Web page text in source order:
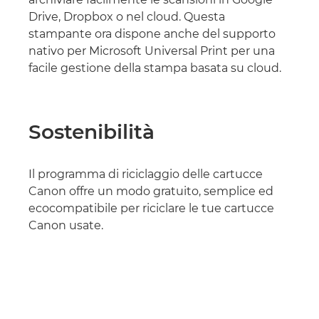
Drive, Dropbox o nel cloud. Questa
stampante ora dispone anche del supporto
nativo per Microsoft Universal Print per una
facile gestione della stampa basata su cloud.
Sostenibilità
Il programma di riciclaggio delle cartucce
Canon offre un modo gratuito, semplice ed
ecocompatibile per riciclare le tue cartucce
Canon usate.